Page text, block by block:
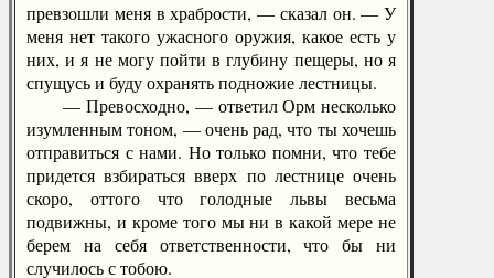
превзошли меня в храбрости, — сказал он. — У
меня нет такого ужасного оружия, какое есть у
них, и я не могу пойти в глубину пещеры, но я
спущусь и буду охранять подножие лестницы.
— Превосходно, — ответил Орм несколько
изумленным тоном, — очень рад, что ты хочешь
отправиться с нами. Но только помни, что тебе
придется взбираться вверх по лестнице очень
скоро, оттого что голодные львы весьма
подвижны, и кроме того мы ни в какой мере не
берем на себя ответственности, что бы ни
случилось с тобою.